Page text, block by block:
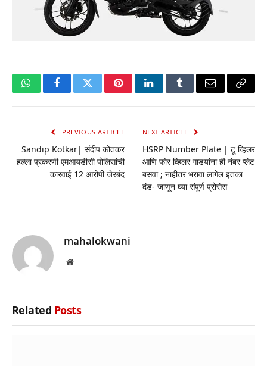
WhatsAppFacebookTwitterPinterestLinkedInTumblrEmail Copy
PREVIOUS ARTICLE
Sandip Kotkar| संदीप कोतकर
हल्ला प्रकरणी एमआयडीसी पोलिसांची
कारवाई 12 आरोपी जेरबंद
NEXT ARTICLE
HSRP Number Plate | टू व्हिलर
आणि फोर व्हिलर गाडयांना ही नंबर प्लेट
बसवा ; नाहीतर भरावा लागेल इतका
दंड- जाणून घ्या संपूर्ण प्रोसेस
mahalokwani
Website
Related Posts